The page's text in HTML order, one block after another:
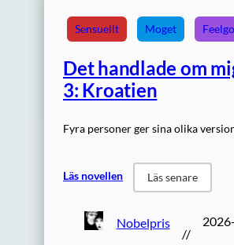
Sensuellt Moget
Det handlade om
3: Kroatien
Fyra personer ger sina olika
Läs novellen Läs senare
Nobelpris
//